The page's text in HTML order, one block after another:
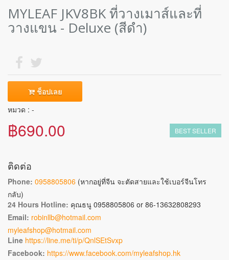
MYLEAF JKV8BK ที่วางเมาส์และที่
วางแขน - Deluxe (สีดำ)
ช็อปเลย
หมวด : -
฿690.00 BEST SELLER
ติดต่อ
Phone: 0958805806 (หากอยู่ที่จีน จะตัดสายและใช้เบอร์จีนโทร
กลับ)
24 Hours Hotline: คุณธนู 0958805806 or 86-13632808293
Email: robinllb@hotmail.com
myleafshop@hotmail.com
Line https://line.me/ti/p/QnlSEtSvxp
Facebook: https://www.facebook.com/myleafshop.hk